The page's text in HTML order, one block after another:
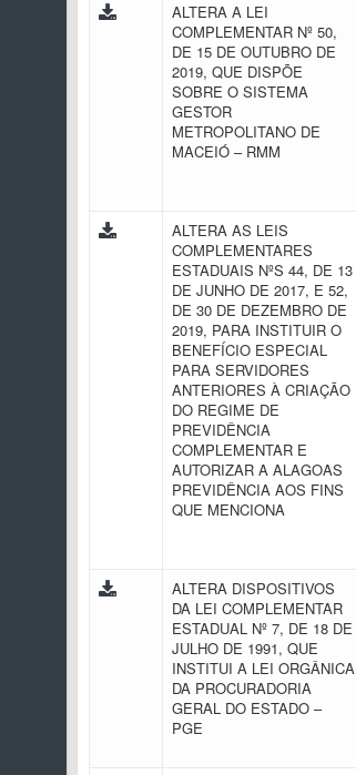
ALTERA A LEI
COMPLEMENTAR Nº 50,
DE 15 DE OUTUBRO DE
2019, QUE DISPÕE
SOBRE O SISTEMA
GESTOR
METROPOLITANO DE
MACEIÓ – RMM
ALTERA AS LEIS
COMPLEMENTARES
ESTADUAIS NºS 44, DE 13
DE JUNHO DE 2017, E 52,
DE 30 DE DEZEMBRO DE
2019, PARA INSTITUIR O
BENEFÍCIO ESPECIAL
PARA SERVIDORES
ANTERIORES À CRIAÇÃO
DO REGIME DE
PREVIDÊNCIA
COMPLEMENTAR E
AUTORIZAR A ALAGOAS
PREVIDÊNCIA AOS FINS
QUE MENCIONA
ALTERA DISPOSITIVOS
DA LEI COMPLEMENTAR
ESTADUAL Nº 7, DE 18 DE
JULHO DE 1991, QUE
INSTITUI A LEI ORGÂNICA
DA PROCURADORIA
GERAL DO ESTADO –
PGE